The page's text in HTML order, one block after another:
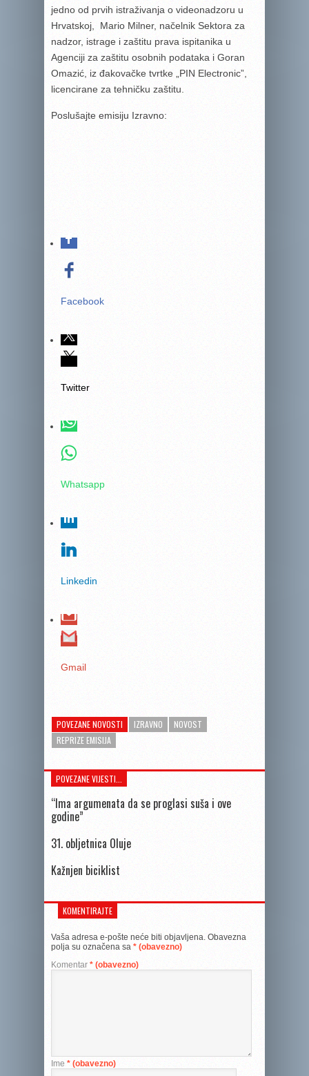
jedno od prvih istraživanja o videonadzoru u
Hrvatskoj, Mario Milner, načelnik Sektora za
nadzor, istrage i zaštitu prava ispitanika u
Agenciji za zaštitu osobnih podataka i Goran
Omazić, iz đakovačke tvrtke „PIN Electronic”,
licencirane za tehničku zaštitu.
Poslušajte emisiju Izravno:
Facebook
Twitter
Whatsapp
Linkedin
Gmail
POVEZANE NOVOSTI IZRAVNO
NOVOST
REPRIZE EMISIJA
POVEZANE VIJESTI...
“Ima argumenata da se proglasi suša i ove
godine”
31. obljetnica Oluje
Kažnjen biciklist
KOMENTIRAJTE
Vaša adresa e-pošte neće biti objavljena. Obavezna
polja su označena sa * (obavezno)
Komentar * (obavezno)
Ime * (obavezno)